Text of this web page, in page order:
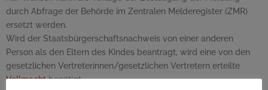
durch Abfrage der Behörde im Zentralen Melderegister (ZMR)
ersetzt werden.
Wird der Staatsbürgerschaftsnachweis von einer anderen
Person als den Eltern des Kindes beantragt, wird eine von den
gesetzlichen Vertreterinnen/gesetzlichen Vertretern erteilte
Vollmachtbenötigt.